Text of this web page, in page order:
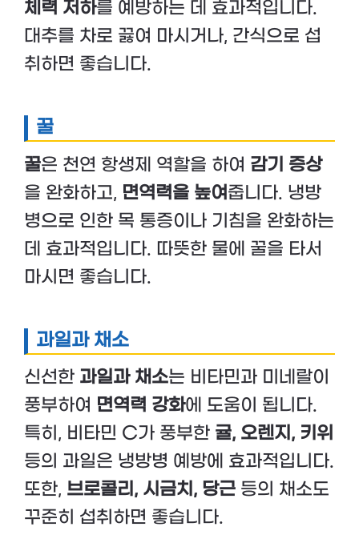
체력 저하를 예방하는 데 효과적입니다.
대추를 차로 끓여 마시거나, 간식으로 섭
취하면 좋습니다.
꿀
꿀은 천연 항생제 역할을 하여 감기 증상
을 완화하고, 면역력을 높여줍니다. 냉방
병으로 인한 목 통증이나 기침을 완화하는
데 효과적입니다. 따뜻한 물에 꿀을 타서
마시면 좋습니다.
과일과 채소
신선한 과일과 채소는 비타민과 미네랄이
풍부하여 면역력 강화에 도움이 됩니다.
특히, 비타민 C가 풍부한 귤, 오렌지, 키위
등의 과일은 냉방병 예방에 효과적입니다.
또한, 브로콜리, 시금치, 당근 등의 채소도
꾸준히 섭취하면 좋습니다.